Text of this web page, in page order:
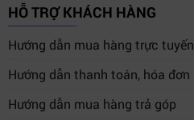
HỖ TRỢ KHÁCH HÀNG
Hướng dẫn mua hàng trực tuyến
Hướng dẫn thanh toán, hóa đơn
Hướng dẫn mua hàng trả góp